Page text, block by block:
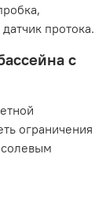
протока.
с
ограничения